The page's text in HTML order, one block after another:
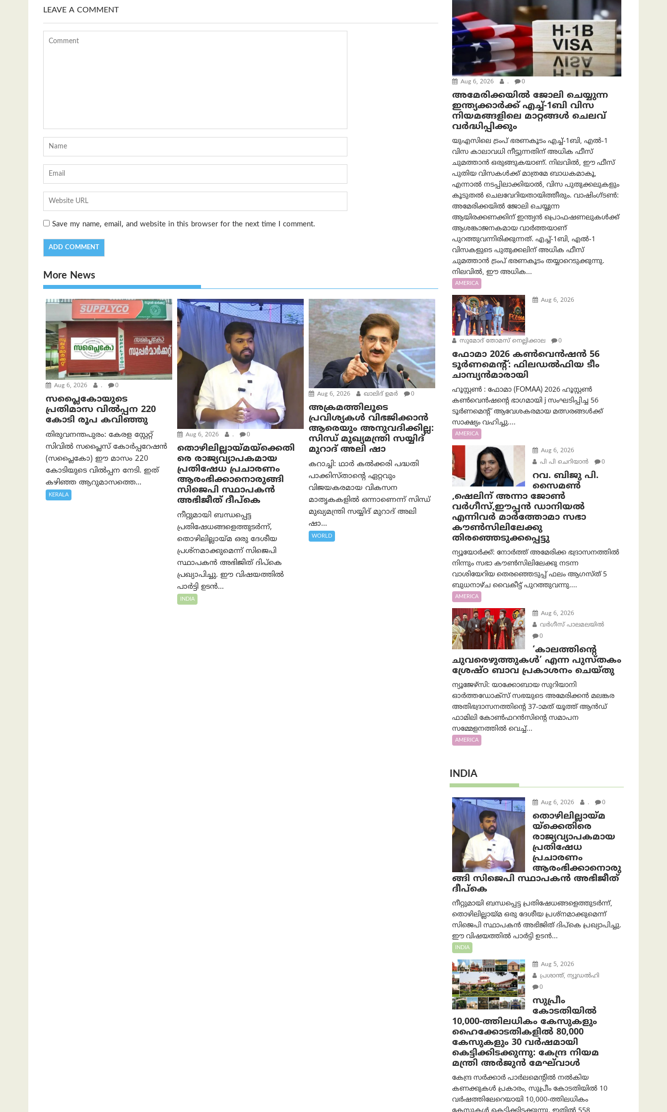
LEAVE A COMMENT
Save my name, email, and website in this browser for the next time I comment.
More News
Aug 6, 2026 . 0
സപ്ലൈകോയുടെ
പ്രതിമാസ വിൽപ്പന 220
കോടി രൂപ കവിഞ്ഞു
തിരുവനന്തപുരം: കേരള സ്റ്റേറ്റ്
സിവിൽ സപ്ലൈസ് കോർപ്പറേഷൻ
(സപ്ലൈകോ) ഈ മാസം 220
കോടിയുടെ വിൽപ്പന നേടി. ഇത്
കഴിഞ്ഞ ആറുമാസത്തെ...
KERALA
Aug 6, 2026 . 0
തൊഴിലില്ലായ്മയ്ക്കെതി
രെ രാജ്യവ്യാപകമായ
പ്രതിഷേധ പ്രചാരണം
ആരംഭിക്കാനൊരുങ്ങി
സിജെപി സ്ഥാപകന്‍
അഭിജീത് ദീപ്കെ
നീറ്റുമായി ബന്ധപ്പെട്ട
പ്രതിഷേധങ്ങളെത്തുടർന്ന്,
തൊഴിലില്ലായ്മ ഒരു ദേശീയ
പ്രശ്നമാക്കുമെന്ന് സിജെപി
സ്ഥാപകൻ അഭിജിത് ദിപ്കെ
പ്രഖ്യാപിച്ചു. ഈ വിഷയത്തിൽ
പാർട്ടി ഉടൻ...
INDIA
Aug 6, 2026 ഖാലിദ് ഉമര്‍ 0
അക്രമത്തിലൂടെ
പ്രവിശ്യകൾ വിഭജിക്കാൻ
ആരെയും അനുവദിക്കില്ല:
സിന്ധ് മുഖ്യമന്ത്രി സയ്യിദ്
മുറാദ് അലി ഷാ
കറാച്ചി: ഥാർ കൽക്കരി പദ്ധതി
പാക്കിസ്താന്റെ ഏറ്റവും
വിജയകരമായ വികസന
മാതൃകകളിൽ ഒന്നാണെന്ന് സിന്ധ്
മുഖ്യമന്ത്രി സയ്യിദ് മുറാദ് അലി
ഷാ...
WORLD
Aug 6, 2026 . 0
അമേരിക്കയില്‍ ജോലി ചെയ്യുന്ന
ഇന്ത്യക്കാർക്ക് എച്ച്-1ബി വിസ
നിയമങ്ങളിലെ മാറ്റങ്ങൾ ചെലവ്
വർദ്ധിപ്പിക്കും
യുഎസിലെ ട്രംപ് ഭരണകൂടം എച്ച്-1ബി, എൽ-1
വിസ കാലാവധി നീട്ടുന്നതിന് അധിക ഫീസ്
ചുമത്താൻ ഒരുങ്ങുകയാണ്. നിലവിൽ, ഈ ഫീസ്
പുതിയ വിസകൾക്ക് മാത്രമേ ബാധകമാകൂ,
എന്നാൽ നടപ്പിലാക്കിയാൽ, വിസ പുതുക്കലുകളും
കൂടുതൽ ചെലവേറിയതായിത്തീരും. വാഷിംഗ്ടണ്‍:
അമേരിക്കയില്‍ ജോലി ചെയ്യുന്ന
ആയിരക്കണക്കിന് ഇന്ത്യൻ പ്രൊഫഷണലുകൾക്ക്
ആശങ്കാജനകമായ വാർത്തയാണ്
പുറത്തുവന്നിരിക്കുന്നത്. എച്ച്-1ബി, എൽ-1
വിസകളുടെ പുതുക്കലിന് അധിക ഫീസ്
ചുമത്താൻ ട്രംപ് ഭരണകൂടം തയ്യാറെടുക്കുന്നു.
നിലവിൽ, ഈ അധിക...
AMERICA
Aug 6, 2026
സുമോദ് തോമസ് നെല്ലിക്കാല 0
ഫോമാ 2026 കൺവെൻഷൻ 56
ടൂർണമെന്റ്: ഫിലഡൽഫിയ ടീം
ചാമ്പ്യൻമാരായി
ഹൂസ്റ്റൺ : ഫോമാ (FOMAA) 2026 ഹൂസ്റ്റൺ
കൺവെൻഷന്റെ ഭാഗമായി j സംഘടിപ്പിച്ച 56
ടൂർണമെന്റ് ആവേശകരമായ മത്സരങ്ങൾക്ക്
സാക്ഷ്യം വഹിച്ചു....
AMERICA
Aug 6, 2026
പി പി ചെറിയാൻ
0
റവ. ബിജു പി.
സൈമൺ
,ഷെലിന് അന്നാ ജോൺ
വർഗീസ്,ഈപ്പൻ ഡാനിയൽ
എന്നിവർ മാർത്തോമാ സഭാ
കൗൺസിലിലേക്കു
തിരഞ്ഞെടുക്കപ്പെട്ടു
ന്യൂയോർക്ക്: നോർത്ത് അമേരിക്ക ഭദ്രാസനത്തിൽ
നിന്നും സഭാ കൗൺസിലിലേക്കു നടന്ന
വാശിയേറിയ തെരഞ്ഞെടുപ്പ് ഫലം ആഗസ്ത് 5
ബുധനാഴ്ച വൈകീട്ട് പുറത്തുവന്നു....
AMERICA
Aug 6, 2026
വര്‍ഗീസ് പാലമലയില്‍
0
‘കാലത്തിന്‍റെ
ചുവരെഴുത്തുകള്‍’ എന്ന പുസ്തകം
ശ്രേഷ്ഠ ബാവ പ്രകാശനം ചെയ്തു
ന്യൂജേഴ്സി: യാക്കോബായ സുറിയാനി
ഓര്‍ത്തഡോക്സ് സഭയുടെ അമേരിക്കന്‍ മലങ്കര
അതിഭദ്രാസനത്തിന്‍റെ 37-ാമത് യൂത്ത് ആന്‍ഡ്
ഫാമിലി കോണ്‍ഫറന്‍സിന്‍റെ സമാപന
സമ്മേളനത്തില്‍ വെച്ച്...
AMERICA
INDIA
Aug 6, 2026 . 0
തൊഴിലില്ലായ്മ
യ്ക്കെതിരെ
രാജ്യവ്യാപകമായ
പ്രതിഷേധ
പ്രചാരണം
ആരംഭിക്കാനൊരു
ങ്ങി സിജെപി സ്ഥാപകന്‍ അഭിജീത്
ദീപ്കെ
നീറ്റുമായി ബന്ധപ്പെട്ട പ്രതിഷേധങ്ങളെത്തുടർന്ന്,
തൊഴിലില്ലായ്മ ഒരു ദേശീയ പ്രശ്നമാക്കുമെന്ന്
സിജെപി സ്ഥാപകൻ അഭിജിത് ദിപ്കെ പ്രഖ്യാപിച്ചു.
ഈ വിഷയത്തിൽ പാർട്ടി ഉടൻ...
INDIA
Aug 5, 2026
പ്രശാന്ത്, ന്യൂഡല്‍ഹി
0
സുപ്രീം
കോടതിയിൽ
10,000-ത്തിലധികം കേസുകളും
ഹൈക്കോടതികളിൽ 80,000
കേസുകളും 30 വർഷമായി
കെട്ടിക്കിടക്കുന്നു: കേന്ദ്ര നിയമ
മന്ത്രി അര്‍ജുന്‍ മേഘ്‌വാള്‍
കേന്ദ്ര സർക്കാർ പാർലമെന്റിൽ നൽകിയ
കണക്കുകൾ പ്രകാരം, സുപ്രീം കോടതിയിൽ 10
വർഷത്തിലേറെയായി 10,000-ത്തിലധികം